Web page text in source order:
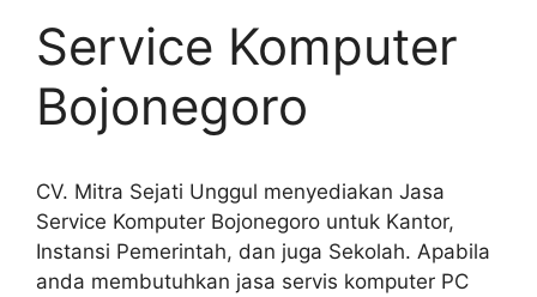
Service Komputer
Bojonegoro
CV. Mitra Sejati Unggul menyediakan Jasa
Service Komputer Bojonegoro untuk Kantor,
Instansi Pemerintah, dan juga Sekolah. Apabila
anda membutuhkan jasa servis komputer PC